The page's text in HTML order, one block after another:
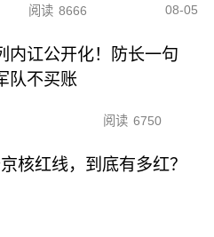
阅读 8666 08-05
内讧公开化！防长一句
队不买账
阅读 6750
核红线，到底有多红？